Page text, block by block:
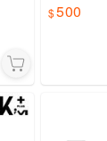
500